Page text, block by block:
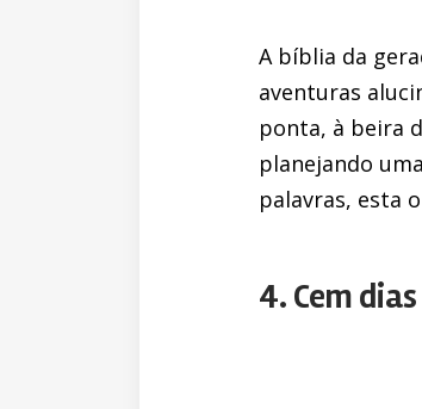
A bíblia da
aventuras
ponta, à beira
planejando
palavras, esta
4. Cem